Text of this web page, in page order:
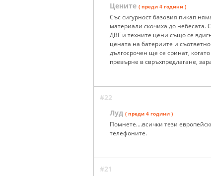
Цените ( преди 4 години )
Със сигурност базовия пикап
материали скочиха до
ДВГ и техните цени също се
цената на батериите и
дългосрочен ще се сринат,
превърне в свръхпредлагане,
#22
Луд ( преди 4 години )
Помнете....всички тези
телефоните.
#21